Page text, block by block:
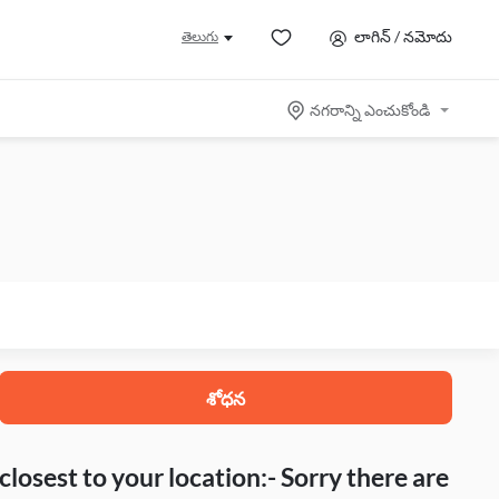
తెలుగు లాగిన్ / నమోదు
నగరాన్ని ఎంచుకోండి
శోధన
to your location:- Sorry there are